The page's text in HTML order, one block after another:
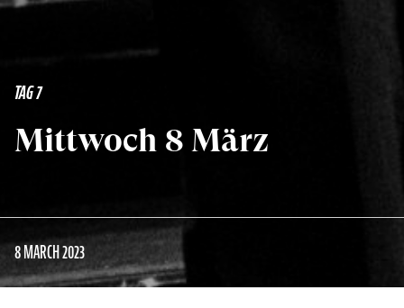
TAG 7
Mittwoch 8 März
8 MARCH 2023